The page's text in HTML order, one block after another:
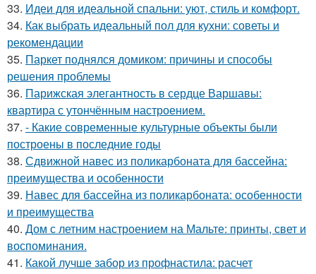
33. Идеи для идеальной спальни: уют, стиль и комфорт.
34. Как выбрать идеальный пол для кухни: советы и
рекомендации
35. Паркет поднялся домиком: причины и способы
решения проблемы
36. Парижская элегантность в сердце Варшавы:
квартира с утончённым настроением.
37. - Какие современные культурные объекты были
построены в последние годы
38. Сдвижной навес из поликарбоната для бассейна:
преимущества и особенности
39. Навес для бассейна из поликарбоната: особенности
и преимущества
40. Дом с летним настроением на Мальте: принты, свет и
воспоминания.
41. Какой лучше забор из профнастила: расчет